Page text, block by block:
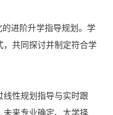
进阶升学指导规划。学
，共同探讨并制定符合学
线性规划指导与实时跟
未来专业确定、大学择